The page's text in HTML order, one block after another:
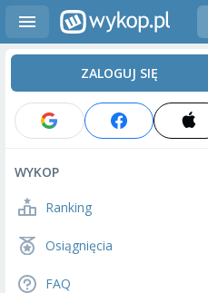
ZALOGUJ SIĘ
WYKOP
Ranking
Osiągnięcia
FAQ